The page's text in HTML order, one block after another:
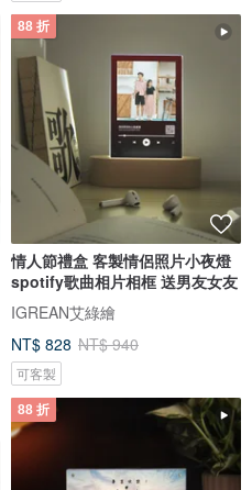
88 折
情人節禮盒 客製情侶照片小夜燈
spotify歌曲相片相框 送男友女友
IGREAN艾綠繪
NT$ 828 NT$ 940
可客製
88 折